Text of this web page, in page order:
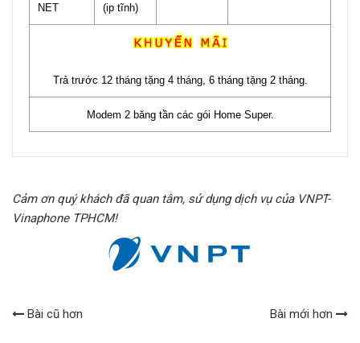
NET
(ip tĩnh)
Trả trước 12 tháng tặng 4 tháng, 6 tháng tặng 2 tháng.
Modem 2 băng tần các gói Home Super.
Cảm ơn quý khách đã quan tâm, sử dụng dịch vụ của VNPT-
Vinaphone TPHCM!
Bài cũ hơn Bài mới hơn